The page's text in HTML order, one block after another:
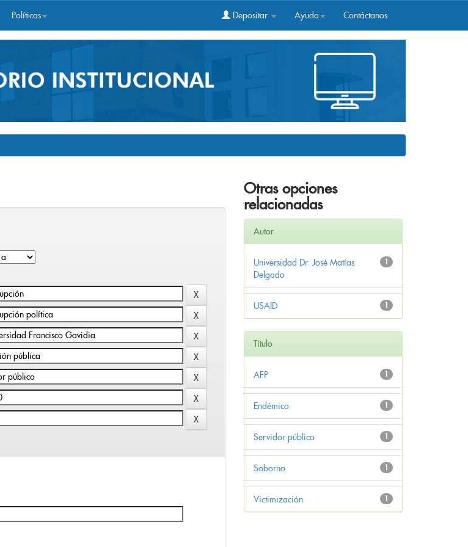
Políticas Depositar Ayuda Contáctanos
Otras opciones
relacionadas
Autor
1
Universidad Dr. José Matías
Delgado
1
USAID
Título
1
AFP
1
Endémico
1
Servidor público
1
Soborno
1
Victimización